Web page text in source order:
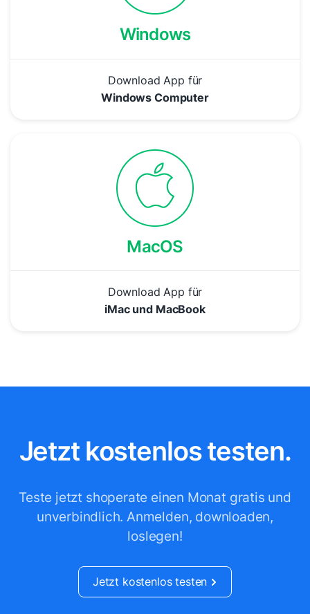
Windows
Download App für
Windows Computer
MacOS
Download App für
iMac und MacBook
Jetzt kostenlos testen.
Teste jetzt shoperate einen Monat gratis und
unverbindlich. Anmelden, downloaden,
loslegen!
Jetzt kostenlos testen